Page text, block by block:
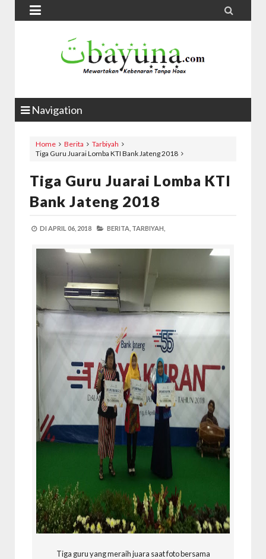
 
Navigation
Home Berita
Tarbiyah
Tiga Guru Juarai Lomba KTI Bank Jateng 2018
Tiga Guru Juarai Lomba KTI
Bank Jateng 2018
DI APRIL 06, 2018 BERITA, TARBIYAH,
Tiga guru yang meraih juara saat foto bersama